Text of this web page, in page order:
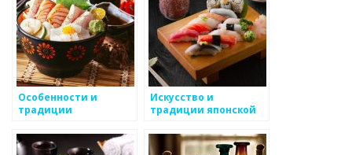
Особенности и
традиции
радости и
праздникам
Искусство и
традиции японской